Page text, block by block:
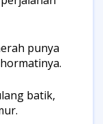
punya
batik,